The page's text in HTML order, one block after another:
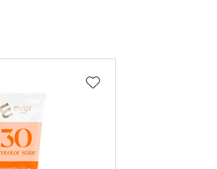
FAVORITOSADICIONAR AOS